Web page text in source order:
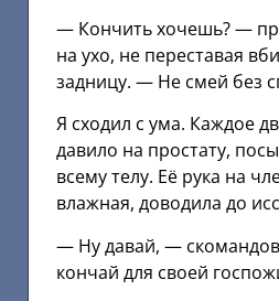
— Кончить хочешь? —
на ухо, не переставая
задницу. — Не смей без
Я сходил с ума. Каждое
давило на простату,
всему телу. Её рука на
влажная, доводила до
— Ну давай, —
кончай для своей